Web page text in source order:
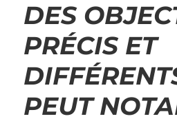
DES
PRÉCIS ET
PEUT